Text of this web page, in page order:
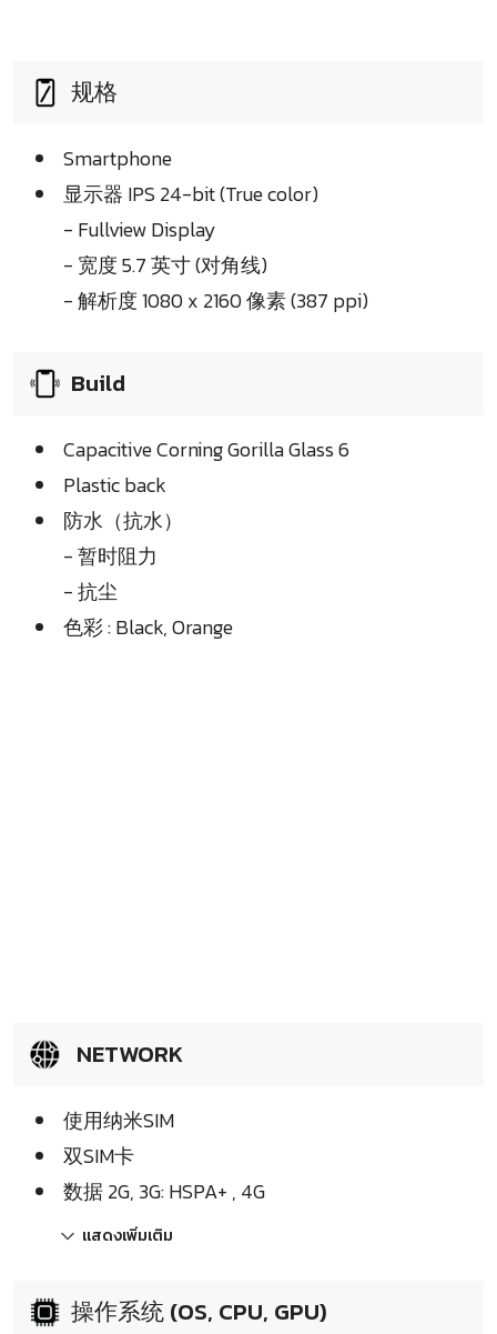
规格
Smartphone
显示器 IPS 24-bit (True color)
- Fullview Display
- 宽度 5.7 英寸 (对角线)
- 解析度 1080 x 2160 像素 (387 ppi)
Build
Capacitive Corning Gorilla Glass 6
Plastic back
防水（抗水）
- 暂时阻力
- 抗尘
色彩 : Black, Orange
NETWORK
使用纳米SIM
双SIM卡
数据 2G, 3G: HSPA+ , 4G
แสดงเพิ่มเติม
操作系统 (OS, CPU, GPU)